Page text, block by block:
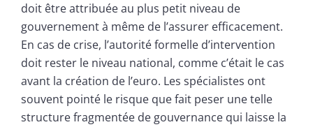
doit être attribuée au plus petit niveau de
gouvernement à même de l’assurer efficacement.
En cas de crise, l’autorité formelle d’intervention
doit rester le niveau national, comme c’était le cas
avant la création de l’euro. Les spécialistes ont
souvent pointé le risque que fait peser une telle
structure fragmentée de gouvernance qui laisse la